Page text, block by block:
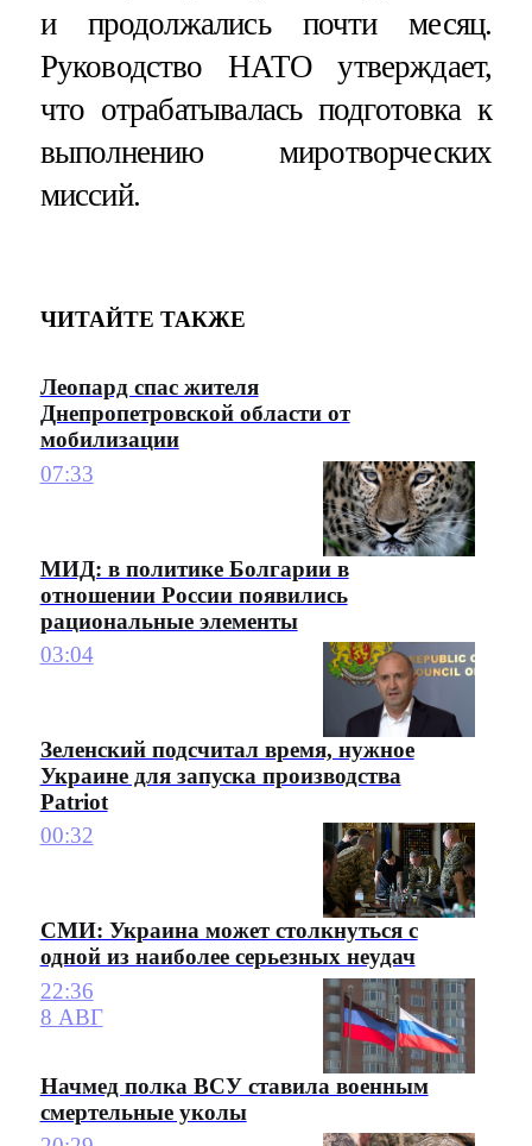
и продолжались почти месяц.
Руководство НАТО утверждает,
что отрабатывалась подготовка к
выполнению миротворческих
миссий.
ЧИТАЙТЕ ТАКЖЕ
Леопард спас жителя
Днепропетровской области от
мобилизации
07:33
МИД: в политике Болгарии в
отношении России появились
рациональные элементы
03:04
Зеленский подсчитал время, нужное
Украине для запуска производства
Patriot
00:32
СМИ: Украина может столкнуться с
одной из наиболее серьезных неудач
22:36
8 АВГ
Начмед полка ВСУ ставила военным
смертельные уколы